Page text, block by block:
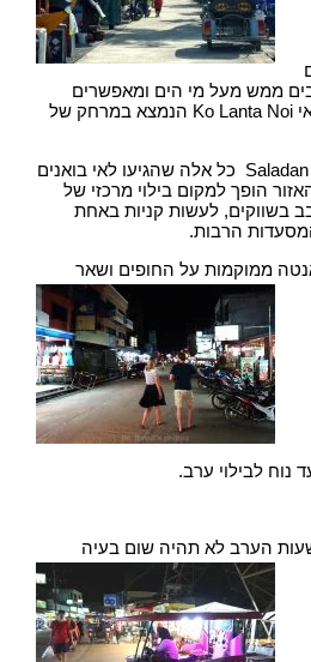
ממש מעל מי הים ומאפשרים
תצפית על השקיעות וכן על האי Ko Lanta Noi הנמצא במרחק של
במשך היום עוברים ב Saladan Village כל אלה שהגיעו לאי בואנים
הופך למקום בילוי מרכזי של
בשווקים, לעשות קניות באחת
הרבות.
ממוקמות על החופים ושאר
לבילוי ערב.